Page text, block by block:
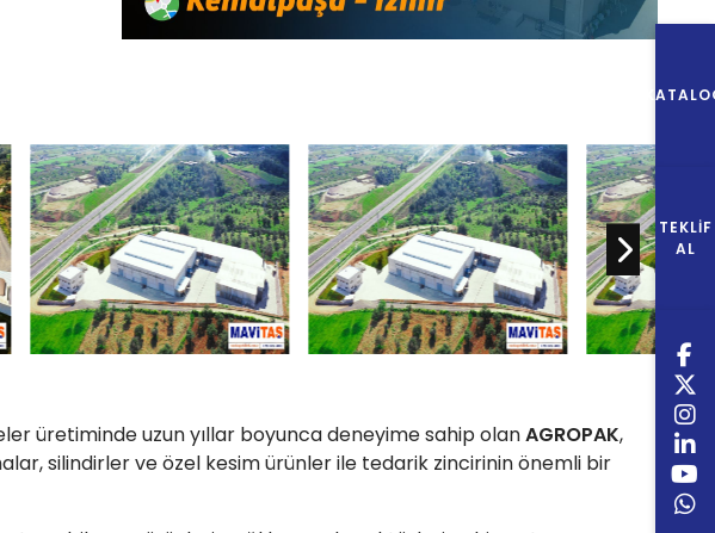
üretiminde uzun yıllar boyunca deneyime sahip olanAGROPAK,
silindirler ve özel kesim ürünler ile tedarik zincirinin önemli bir
TEKLIF
AL